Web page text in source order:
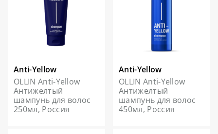
Anti-Yellow
OLLIN Anti-Yellow
Антижелтый
шампунь для волос
250мл, Россия
Anti-Yellow
OLLIN Anti-Yellow
Антижелтый
шампунь для волос
450мл, Россия